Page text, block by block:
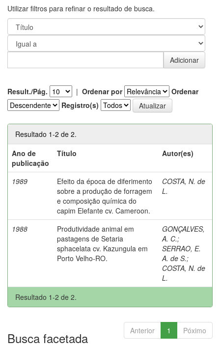
Utilizar filtros para refinar o resultado de busca.
Result./Pág. | Ordenar por
Ordenar
Registro(s)
Resultado 1-2 de 2.
Ano de
publicação
Título Autor(es)
1989
Efeito da época de diferimento
sobre a produção de forragem
e composição química do
capim Elefante cv. Cameroon.
COSTA, N. de
L.
1988
Produtividade animal em
pastagens de Setaria
sphacelata cv. Kazungula em
Porto Velho-RO.
GONÇALVES,
A. C.;
SERRAO, E.
A. de S.;
COSTA, N. de
L.
Resultado 1-2 de 2.
Anterior 1 Póximo
Busca facetada